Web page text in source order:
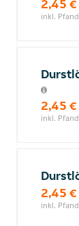
2,45 €
inkl.
2,45 €
inkl.
2,45 €
inkl.